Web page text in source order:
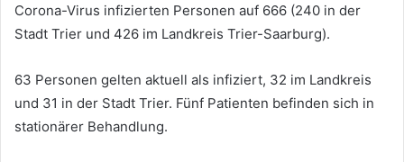
Corona-Virus infizierten Personen auf 666 (240 in der
Stadt Trier und 426 im Landkreis Trier-Saarburg).
63 Personen gelten aktuell als infiziert, 32 im Landkreis
und 31 in der Stadt Trier. Fünf Patienten befinden sich in
stationärer Behandlung.